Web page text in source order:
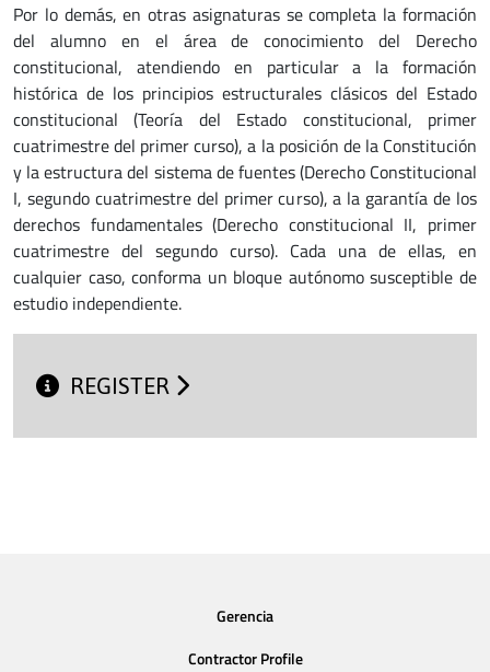
Por lo demás, en otras asignaturas se completa la formación
del alumno en el área de conocimiento del Derecho
constitucional, atendiendo en particular a la formación
histórica de los principios estructurales clásicos del Estado
constitucional (Teoría del Estado constitucional, primer
cuatrimestre del primer curso), a la posición de la Constitución
y la estructura del sistema de fuentes (Derecho Constitucional
I, segundo cuatrimestre del primer curso), a la garantía de los
derechos fundamentales (Derecho constitucional II, primer
cuatrimestre del segundo curso). Cada una de ellas, en
cualquier caso, conforma un bloque autónomo susceptible de
estudio independiente.
REGISTER
Gerencia
Contractor Profile